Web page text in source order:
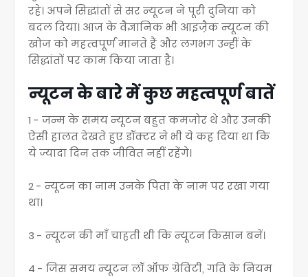
रहे। अपने सिद्धांतों से सर न्यूटन ने पूरी दुनिया को
बदल दिया। आज के वैज्ञानिक भी आइजै़क न्यूटन की
खोज को महत्वपूर्ण मानते हैं और लगभग उन्हीं के
सिद्धांतों पर काम किया जाता है।
न्यूटन के बारे में कुछ महत्वपूर्ण बातें
1 - जन्म के समय न्यूटन बहुत कमजोर थे और उनकी
ऐसी हालत देखते हुए डॉक्टर ने भी ये कह दिया था कि
ये ज्यादा दिन तक जीवित नहीं रहेंगे।
2 - न्यूटन का नाम उनके पिता के नाम पर रखा गया
था।
3 - न्यूटन की माँ चाहती थी कि न्यूटन किसान बनें।
4 - जिस समय न्यूटन लॉ ऑफ ग्रेविटी, गति के नियम